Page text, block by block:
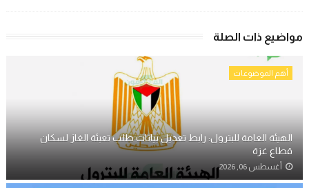
مواضيع ذات الصلة
أهم الموضوعات
الهيئة العامة للبترول: رابط تعديل بيانات طلب تعبئة الغاز لسكان
قطاع غزة
أغسطس 06, 2026